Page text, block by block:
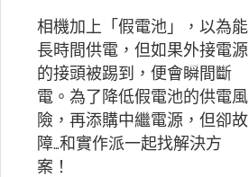
相機加上「假電池」，以為能
長時間供電，但如果外接電源
的接頭被踢到，便會瞬間斷
電。為了降低假電池的供電風
險，再添購中繼電源，但卻故
障…和實作派一起找解決方
案！